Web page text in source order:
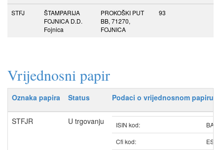
STFJ
ŠTAMPARIJA
FOJNICA D.D.
Fojnica
PROKOŠKI PUT
BB, 71270,
FOJNICA
93
Vrijednosni papir
Oznaka papira Status Podaci o vrijednosnom papiru
STFJR U trgovanju ISIN kod:
Cfi kod: